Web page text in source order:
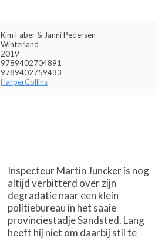
Kim Faber & Janni Pedersen
Winterland
2019
9789402704891
9789402759433
HarperCollins
Inspecteur Martin Juncker is nog
altijd verbitterd over zijn
degradatie naar een klein
politiebureau in het saaie
provinciestadje Sandsted. Lang
heeft hij niet om daarbij stil te